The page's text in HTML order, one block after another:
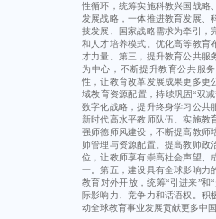
性循环，统筹实施科教兴国战略
发展战略，一体推进教育发展、
技发展、国家战略需求为牵引，
和人才培养模式。优化高等教育
才力量。第三，提升教育公共服
为中心，不断提升教育公共服
性，让教育改革发展成果更多更
域教育资源配置，持续巩固“双
数字化战略，提升终身学习公共
新时代高水平教师队伍。实施教
强师德师风建设，不断提高教师
师管理与资源配置。提高教师政
位，让教师享有崇高社会声望、
一。第五，建设具有全球影响力
教育对外开放，统筹“引进来”和
际影响力、竞争力和话语权。积
动全球教育事业发展贡献更多中国